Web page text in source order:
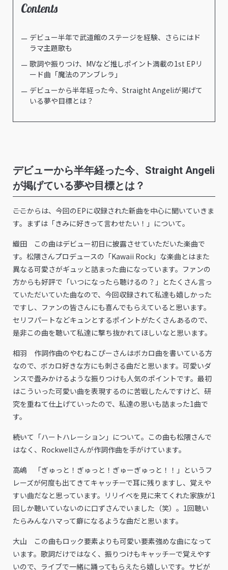
Contents
デビュー半年で武道館のステージを経験、さらにはド
ラマ主題歌も
歌詞や振りつけ、MVなど推しポイント満載の1st EPリ
ード曲「魔法のアンブレラ」
デビューから半年経った今、Straight Angeliが掲げて
いる夢や目標とは？
デビューから半年経った今、Straight Angeli
が掲げている夢や目標とは？
――ここからは、今回のEPに収録された新曲を中心に聞いていきま
す。まずは「きみに好きって⾔わせたい！」について。
織田 この曲はデビュー初日に披露させていただいた楽曲で
す。松隈さんプロデュースの「Kawaii Rock」な楽曲とはまた
異なる可愛さがギュッと詰まった曲になっています。ファンの
方からも好評で「いつになったら聴けるの？」とたくさん言っ
ていただいていた曲なので、今回収録されて私達も嬉しかった
ですし、ファンの皆さんにも喜んでもらえていると思います。
セリフパートなどキュンとするポイントがたくさんあるので、
是非この曲を聴いて私達に撃ち抜かれてほしいなと思います。
相羽 作詞作曲のやむねこぴーさんはボカロ曲を書いている方
なので、ボカロ好きな方にも刺さる曲だと思います。可愛いダ
ンスで畳みかけるような振りつけも人気のポイントです。最初
はこういった可愛い曲を表現するのに苦戦したんですけど、研
究を重ねて仕上げていったので、私達の思いも詰まった1曲で
す。
――続いて「ハートハレーション」について。この曲も松隈さんで
はなく、Rockwellさんが作詞作曲を手がけています。
高嶋 「ぎゅっと！ぎゅっと！ぎゅーぎゅっと！！」というフ
レーズが何度も出てきてキャッチーで耳に残りますし、覚えや
すい曲だなと思っています。リリイベを見に来てくれた家族が1
回しか聴いていないのに口ずさんでいました（笑）。1回聴い
たらみんなハマって癖になるような曲だと思います。
大山 この曲もロック要素よりも可愛い要素強めな曲になって
います。歌詞だけではなく、振りつけもキャッチーで覚えやす
いので、ライブで一緒に踊ってもらえたら嬉しいです。サビが